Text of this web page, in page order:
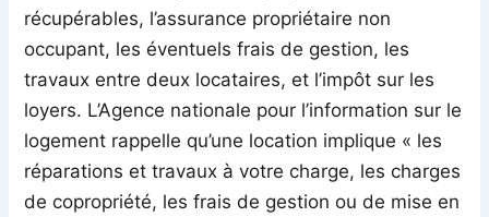
récupérables, l’assurance propriétaire non
occupant, les éventuels frais de gestion, les
travaux entre deux locataires, et l’impôt sur les
loyers. L’Agence nationale pour l’information sur le
logement rappelle qu’une location implique « les
réparations et travaux à votre charge, les charges
de copropriété, les frais de gestion ou de mise en